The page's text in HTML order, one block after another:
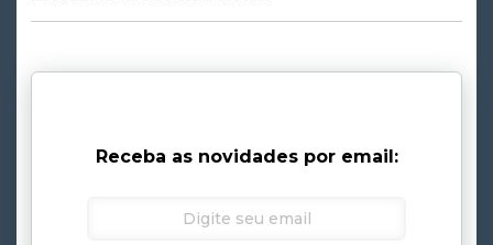
Receba as novidades por email: